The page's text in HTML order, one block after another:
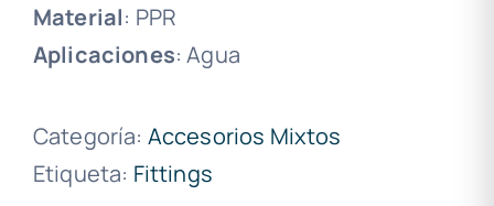
Material: PPR
Aplicaciones: Agua
Categoría: Accesorios Mixtos
Etiqueta: Fittings